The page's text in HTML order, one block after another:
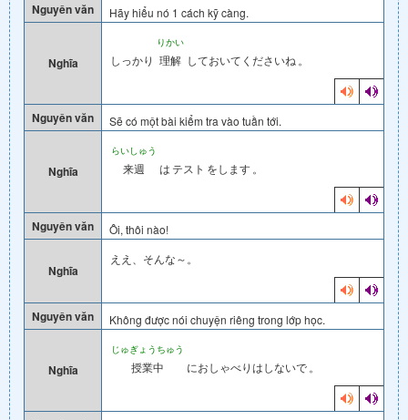
Nguyên văn Hãy hiểu nó 1 cách kỹ càng.
Nghĩa しっかり
りかい
理解 しておいてくださいね 。
Nguyên văn Sẽ có một bài kiểm tra vào tuần tới.
Nghĩa
らいしゅう
来週 は テスト をします 。
Nguyên văn Ôi, thôi nào!
Nghĩa
ええ、そんな～。
Nguyên văn Không được nói chuyện riêng trong lớp học.
Nghĩa
じゅぎょうちゅう
授業中 におしゃべりはしないで 。